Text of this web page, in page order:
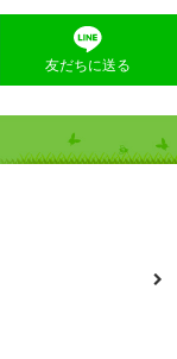
友だちに送る